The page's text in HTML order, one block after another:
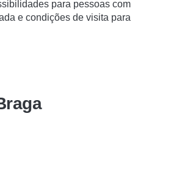
para pessoas com
e condições de visita para